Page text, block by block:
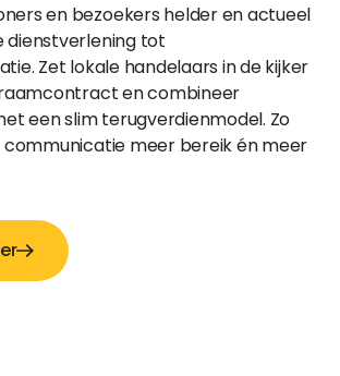
en bezoekers helder en actueel
dienstverlening tot
Zet lokale handelaars in de kijker
en combineer
een slim terugverdienmodel. Zo
communicatie meer bereik én meer